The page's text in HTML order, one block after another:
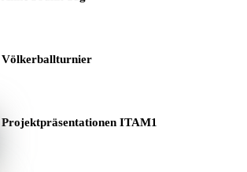
Völkerballturnier
Projektpräsentationen ITAM1